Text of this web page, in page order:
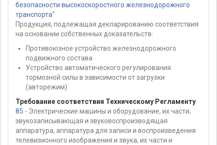
безопасности высокоскоростного железнодорожного
транспорта"
Продукция, подлежащая декларированию соответствия
на основании собственных доказательств:
Противоюзное устройство железнодорожного
подвижного состава
Устройство автоматического регулирования
тормозной силы в зависимости от загрузки
(авторежим)
Требование соответствия Техническому Регламенту
85 - Электрические машины и оборудование, их части;
звукозаписывающая и звуковоспроизводящая
аппаратура, аппаратура для записи и воспроизведения
телевизионного изображения и звука, их части и